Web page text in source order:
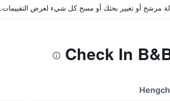
مرشح أو تغيير بحثك أو مسح كل شيء لعرض التقييمات.